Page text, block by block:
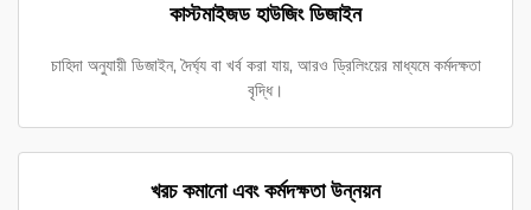
কাস্টমাইজড হাউজিং ডিজাইন
চাহিদা অনুযায়ী ডিজাইন, দৈর্ঘ্য বা খর্ব করা যায়, আরও ড্রিলিংয়ের মাধ্যমে কর্মদক্ষতা
বৃদ্ধি।
খরচ কমানো এবং কর্মদক্ষতা উন্নয়ন